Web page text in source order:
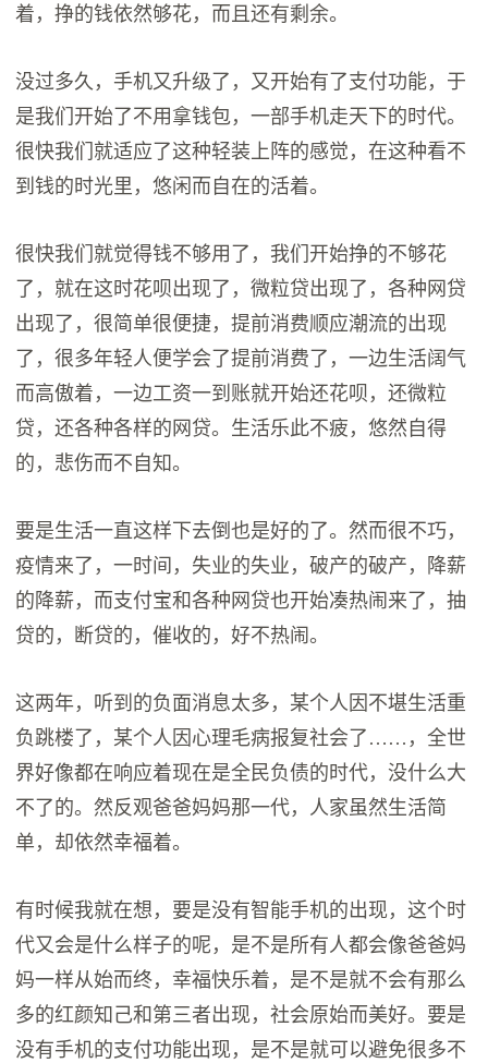
着，挣的钱依然够花，而且还有剩余。
没过多久，手机又升级了，又开始有了支付功能，于
是我们开始了不用拿钱包，一部手机走天下的时代。
很快我们就适应了这种轻装上阵的感觉，在这种看不
到钱的时光里，悠闲而自在的活着。
很快我们就觉得钱不够用了，我们开始挣的不够花
了，就在这时花呗出现了，微粒贷出现了，各种网贷
出现了，很简单很便捷，提前消费顺应潮流的出现
了，很多年轻人便学会了提前消费了，一边生活阔气
而高傲着，一边工资一到账就开始还花呗，还微粒
贷，还各种各样的网贷。生活乐此不疲，悠然自得
的，悲伤而不自知。
要是生活一直这样下去倒也是好的了。然而很不巧，
疫情来了，一时间，失业的失业，破产的破产，降薪
的降薪，而支付宝和各种网贷也开始凑热闹来了，抽
贷的，断贷的，催收的，好不热闹。
这两年，听到的负面消息太多，某个人因不堪生活重
负跳楼了，某个人因心理毛病报复社会了……，全世
界好像都在响应着现在是全民负债的时代，没什么大
不了的。然反观爸爸妈妈那一代，人家虽然生活简
单，却依然幸福着。
有时候我就在想，要是没有智能手机的出现，这个时
代又会是什么样子的呢，是不是所有人都会像爸爸妈
妈一样从始而终，幸福快乐着，是不是就不会有那么
多的红颜知己和第三者出现，社会原始而美好。要是
没有手机的支付功能出现，是不是就可以避免很多不